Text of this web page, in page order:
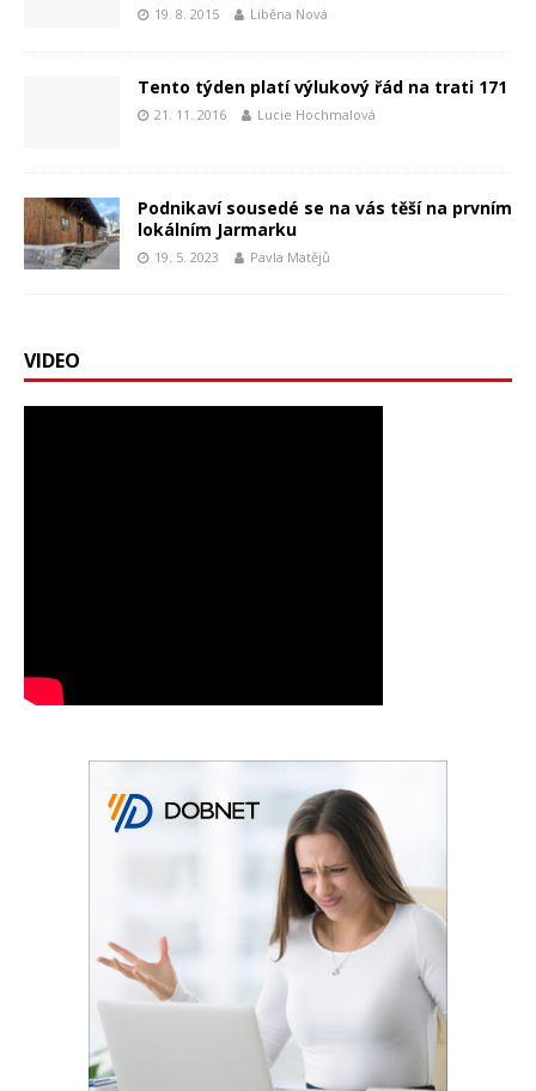
19. 8. 2015 Liběna Nová
Tento týden platí výlukový řád na trati 171
21. 11. 2016 Lucie Hochmalová
Podnikaví sousedé se na vás těší na prvním
lokálním Jarmarku
19. 5. 2023 Pavla Matějů
VIDEO